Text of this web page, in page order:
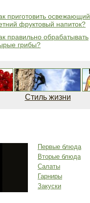
приготовить освежающий
фруктовый напиток?
правильно обрабатывать
грибы?
Стиль жизни
Первые блюда
Вторые блюда
Салаты
Гарниры
Закуски